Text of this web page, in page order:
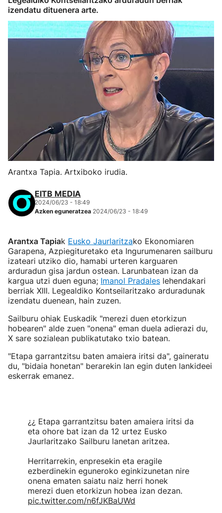
izendatu dituenera arte.
Arantxa Tapia. Artxiboko irudia.
EITB MEDIA
2024/06/23 - 18:49
Azken eguneratzea 2024/06/23 - 18:49
Arantxa Tapiak Eusko Jaurlaritzako Ekonomiaren
Garapena, Azpiegituretako eta Ingurumenaren sailburu
izateari utziko dio, hamabi urteren karguaren
arduradun gisa jardun ostean. Larunbatean izan da
kargua utzi duen eguna; Imanol Pradales lehendakari
berriak XIII. Legealdiko Kontseilaritzako arduradunak
izendatu duenean, hain zuzen.
Sailburu ohiak Euskadik "merezi duen etorkizun
hobearen" alde zuen "onena" eman duela adierazi du,
X sare sozialean publikatutako txio batean.
"Etapa garrantzitsu baten amaiera iritsi da", gaineratu
du, "bidaia honetan" berarekin lan egin duten lankideei
eskerrak emanez.
¿¿ Etapa garrantzitsu baten amaiera iritsi da
eta ohore bat izan da 12 urtez Eusko
Jaurlaritzako Sailburu lanetan aritzea.
Herritarrekin, enpresekin eta eragile
ezberdinekin eguneroko eginkizunetan nire
onena ematen saiatu naiz herri honek
merezi duen etorkizun hobea izan dezan.
pic.twitter.com/n6fJKBaUWd